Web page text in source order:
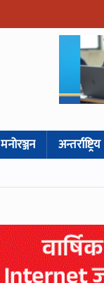
मनोरञ्जन अन्तर्राष्ट्रिय